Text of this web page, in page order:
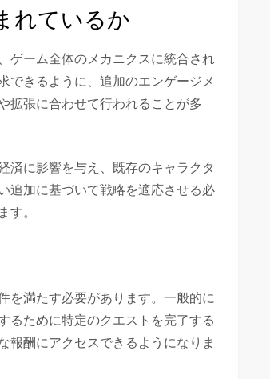
れているか
ゲーム全体のメカニクスに統合され
できるように、追加のエンゲージメ
拡張に合わせて行われることが多
済に影響を与え、既存のキャラクタ
追加に基づいて戦略を適応させる必
。
を満たす必要があります。一般的に
るために特定のクエストを完了する
報酬にアクセスできるようになりま